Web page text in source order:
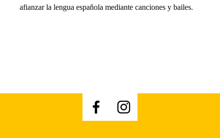
afianzar la lengua española mediante canciones y bailes.